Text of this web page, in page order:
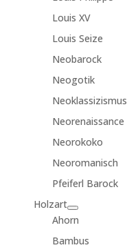
Louis XV
Louis Seize
Neobarock
Neogotik
Neoklassizismus
Neorenaissance
Neorokoko
Neoromanisch
Pfeiferl Barock
Holzart
Ahorn
Bambus